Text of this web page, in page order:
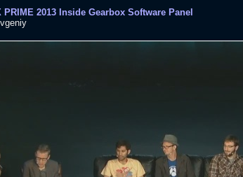
PRIME 2013 Inside Gearbox Software Panel